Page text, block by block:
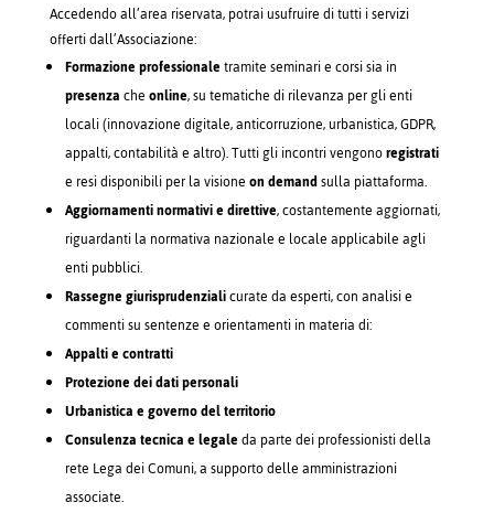
Accedendo all’area riservata, potrai usufruire di tutti i servizi
offerti dall’Associazione:
Formazione professionaletramite seminari e corsi sia in
presenzacheonline, su tematiche di rilevanza per gli enti
locali (innovazione digitale, anticorruzione, urbanistica, GDPR,
appalti, contabilità e altro). Tutti gli incontri vengonoregistrati
e resi disponibili per la visioneon demandsulla piattaforma.
Aggiornamenti normativi e direttive, costantemente aggiornati,
riguardanti la normativa nazionale e locale applicabile agli
enti pubblici.
Rassegne giurisprudenzialicurate da esperti, con analisi e
commenti su sentenze e orientamenti in materia di:
Appalti e contratti
Protezione dei dati personali
Urbanistica e governo del territorio
Consulenza tecnica e legaleda parte dei professionisti della
rete Lega dei Comuni, a supporto delle amministrazioni
associate.